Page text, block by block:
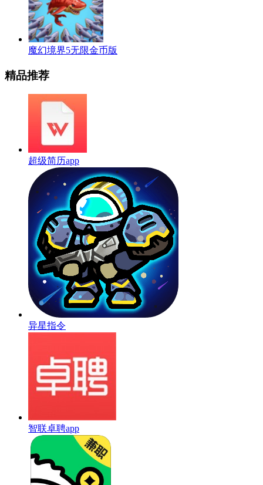
魔幻境界5无限金币版
精品推荐
超级简历app
异星指令
智联卓聘app